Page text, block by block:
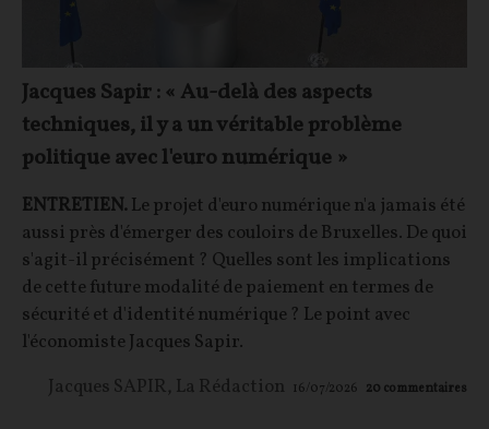
Jacques Sapir : « Au-delà des aspects
techniques, il y a un véritable problème
politique avec l'euro numérique »
ENTRETIEN.Le projet d'euro numérique n'a jamais été
aussi près d'émerger des couloirs de Bruxelles. De quoi
s'agit-il précisément ? Quelles sont les implications
de cette future modalité de paiement en termes de
sécurité et d'identité numérique ? Le point avec
l'économiste Jacques Sapir.
Jacques SAPIR, La Rédaction 16/07/2026 20 commentaires